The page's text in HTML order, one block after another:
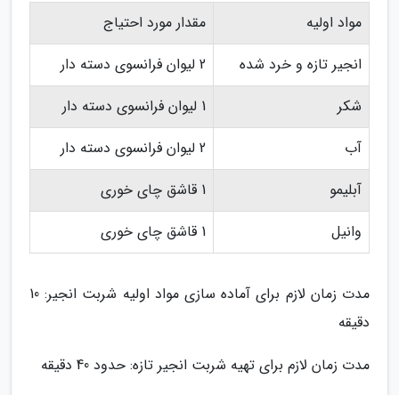
مواد اولیه
مقدار مورد احتیاج
انجیر تازه و خرد شده
2 لیوان فرانسوی دسته دار
شکر
1 لیوان فرانسوی دسته دار
آب
2 لیوان فرانسوی دسته دار
آبلیمو
1 قاشق چای خوری
وانیل
1 قاشق چای خوری
مدت زمان لازم برای آماده سازی مواد اولیه شربت انجیر: 10
دقیقه
مدت زمان لازم برای تهیه شربت انجیر تازه: حدود 40 دقیقه